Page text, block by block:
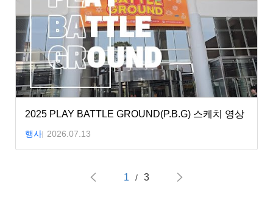
2025 PLAY BATTLE GROUND(P.B.G) 스케치 영상
행사 2026.07.13
1 / 3